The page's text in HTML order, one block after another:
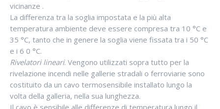
vicinanze .
La differenza tra la soglia impostata e la più alta
temperatura ambiente deve essere compresa tra 10 °C e
35 °C, tanto che in genere la soglia viene fissata tra i 50 °C
e i 6 0 °C.
Rivelatori lineari. Vengono utilizzati sopra tutto per la
rivelazione incendi nelle gallerie stradali o ferroviarie sono
costituito da un cavo termosensibile installato lungo la
volta della galleria, nella sua lunghezza.
Il cavo è sensibile alle differenze di temperatura lungo il